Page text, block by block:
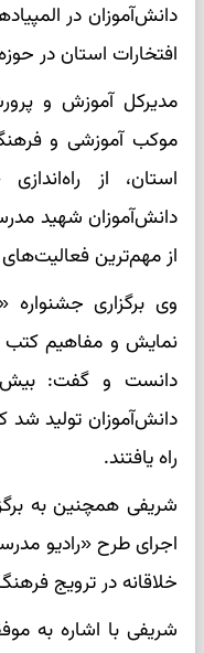
افتخارات استان در
موکب آموزشی و
استان، از
دانش‌آموزان شهید
از مهم‌ترین
وی برگزاری
نمایش و مفاهیم کتب
دانش‌آموزان تولید شد
راه یافتند.
شریفی همچنین به
اجرای طرح «رادیو
خلاقانه در ترویج
شریفی با اشاره به